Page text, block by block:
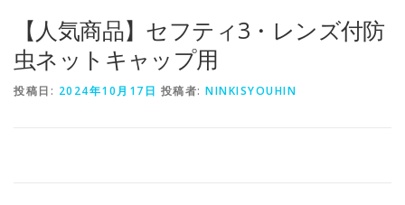
【人気商品】セフティ3・レンズ付防
虫ネットキャップ用
投稿日: 2024年10月17日 投稿者: NINKISYOUHIN